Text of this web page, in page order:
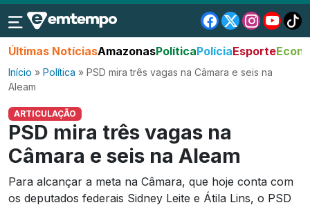
Últimas NotíciasAmazonasPolíticaPolíciaEsporte
Início » Política » PSD mira três vagas na Câmara e seis na
Aleam
ARTICULAÇÃO
PSD mira três vagas na
Câmara e seis na Aleam
Para alcançar a meta na Câmara, que hoje conta com
os deputados federais Sidney Leite e Átila Lins, o PSD